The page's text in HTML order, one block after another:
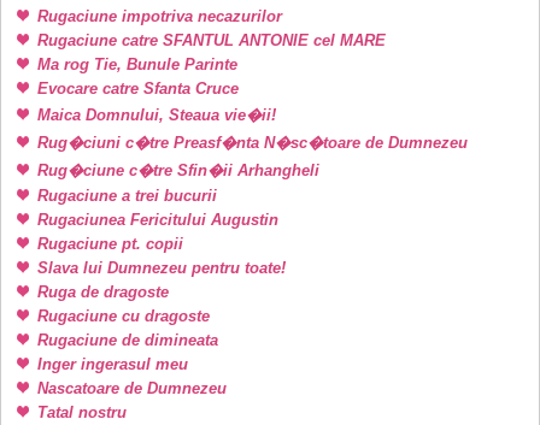
Rugaciune impotriva necazurilor
Rugaciune catre SFANTUL ANTONIE cel MARE
Ma rog Tie, Bunule Parinte
Evocare catre Sfanta Cruce
Maica Domnului, Steaua vie�ii!
Rug�ciuni c�tre Preasf�nta N�sc�toare de Dumnezeu
Rug�ciune c�tre Sfin�ii Arhangheli
Rugaciune a trei bucurii
Rugaciunea Fericitului Augustin
Rugaciune pt. copii
Slava lui Dumnezeu pentru toate!
Ruga de dragoste
Rugaciune cu dragoste
Rugaciune de dimineata
Inger ingerasul meu
Nascatoare de Dumnezeu
Tatal nostru